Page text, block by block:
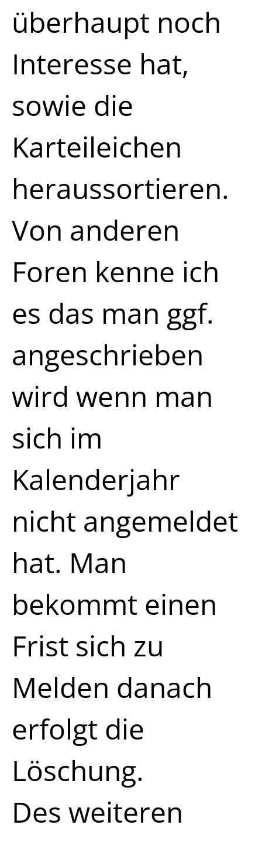
überhaupt noch
Interesse hat,
sowie die
Karteileichen
heraussortieren.
Von anderen
Foren kenne ich
es das man ggf.
angeschrieben
wird wenn man
sich im
Kalenderjahr
nicht angemeldet
hat. Man
bekommt einen
Frist sich zu
Melden danach
erfolgt die
Löschung.
Des weiteren